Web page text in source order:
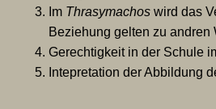
Im Thrasymachos wird das
Beziehung gelten zu
Gerechtigkeit in der Schule
Intepretation der Abbildung